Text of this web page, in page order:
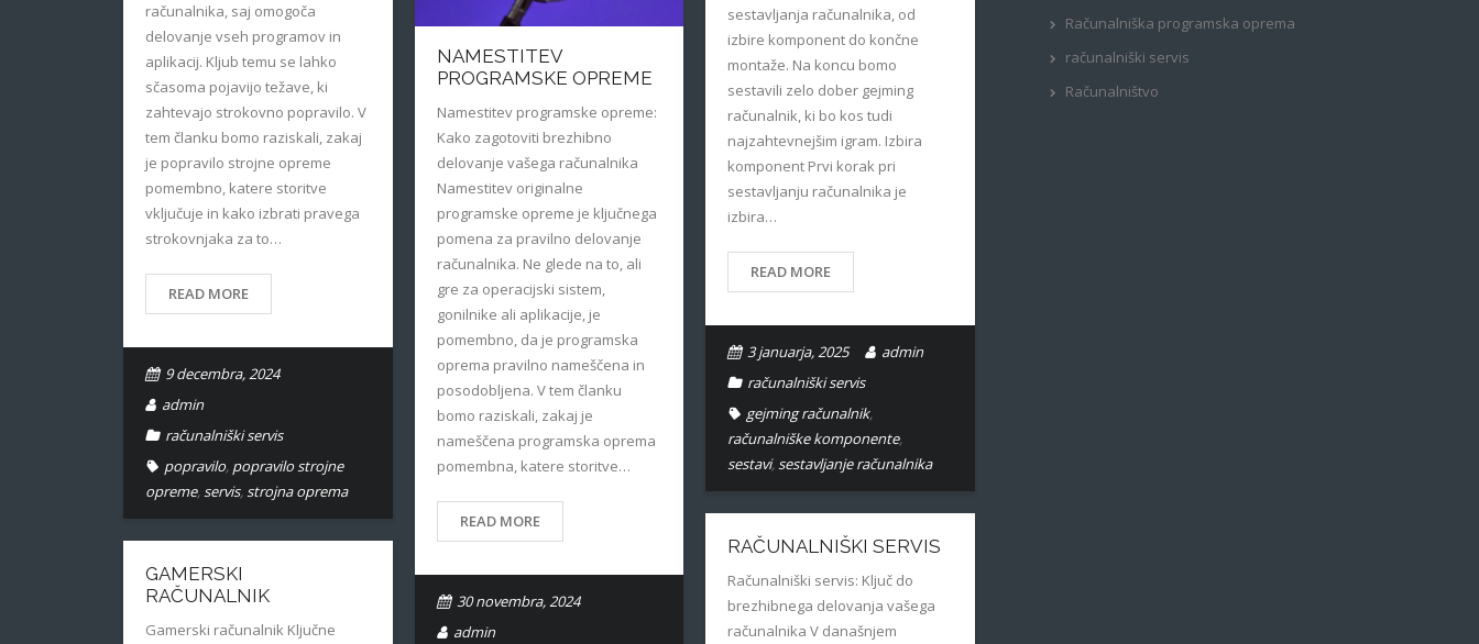
sestavljanja računalnika, od
izbire komponent do končne
montaže. Na koncu bomo
sestavili zelo dober gejming
računalnik, ki bo kos tudi
najzahtevnejšim igram. Izbira
komponent Prvi korak pri
sestavljanju računalnika je
izbira…
READ MORE
3 januarja, 2025
admin
računalniški servis
gejming računalnik,
računalniške komponente,
sestavi,sestavljanje računalnika
računalnika, saj omogoča
delovanje vseh programov in
aplikacij. Kljub temu se lahko
sčasoma pojavijo težave, ki
zahtevajo strokovno popravilo. V
tem članku bomo raziskali, zakaj
je popravilo strojne opreme
pomembno, katere storitve
vključuje in kako izbrati pravega
strokovnjaka za to…
READ MORE
9 decembra, 2024
admin
računalniški servis
popravilo, popravilo strojne
opreme,servis,strojna oprema
NAMESTITEV
PROGRAMSKE OPREME
Namestitev programske opreme:
Kako zagotoviti brezhibno
delovanje vašega računalnika
Namestitev originalne
programske opreme je ključnega
pomena za pravilno delovanje
računalnika. Ne glede na to, ali
gre za operacijski sistem,
gonilnike ali aplikacije, je
pomembno, da je programska
oprema pravilno nameščena in
posodobljena. V tem članku
bomo raziskali, zakaj je
nameščena programska oprema
pomembna, katere storitve…
READ MORE
30 novembra, 2024
admin
RAČUNALNIŠKI SERVIS
Računalniški servis: Ključ do
brezhibnega delovanja vašega
računalnika V današnjem
GAMERSKI
RAČUNALNIK
Gamerski računalnik Ključne
Računalniška programska oprema
računalniški servis
Računalništvo